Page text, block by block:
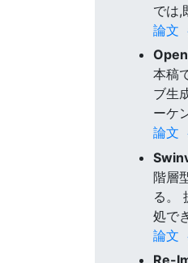
では,
論文
本稿
ブ生
ーケ
論文
階層
る。
処で
論文